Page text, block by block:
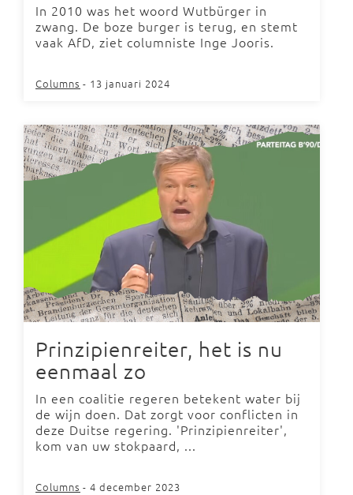
In 2010 was het woord Wutbürger in
zwang. De boze burger is terug, en stemt
vaak AfD, ziet columniste Inge Jooris.
Columns - 13 januari 2024
Prinzipienreiter, het is nu
eenmaal zo
In een coalitie regeren betekent water bij
de wijn doen. Dat zorgt voor conflicten in
deze Duitse regering. 'Prinzipienreiter',
kom van uw stokpaard, ...
Columns - 4 december 2023